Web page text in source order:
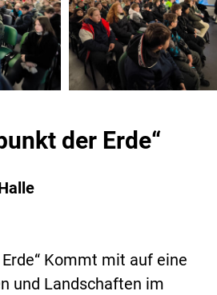
der Erde“
Kommt mit auf eine
und Landschaften im